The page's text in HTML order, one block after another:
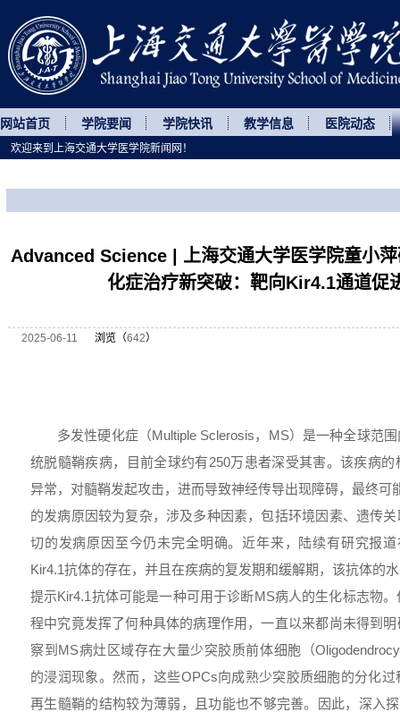
网站首页 学院要闻 学院快讯 教学信息 医院动态
Advanced Science | 上海交通大学医学院童小
化症治疗新突破：靶向Kir4.1通道促
2025-06-11 浏览（642）
多发性硬化症（Multiple Sclerosis，MS）是一种全球范
统脱髓鞘疾病，目前全球约有250万患者深受其害。该疾病
异常，对髓鞘发起攻击，进而导致神经传导出现障碍，最终可
的发病原因较为复杂，涉及多种因素，包括环境因素、遗传
切的发病原因至今仍未完全明确。近年来，陆续有研究报
Kir4.1抗体的存在，并且在疾病的复发期和缓解期，该抗体的
提示Kir4.1抗体可能是一种可用于诊断MS病人的生化标志物
程中究竟发挥了何种具体的病理作用，一直以来都尚未得到
察到MS病灶区域存在大量少突胶质前体细胞（
的浸润现象。然而，这些OPCs向成熟少突胶质细胞的分化
再生髓鞘的结构较为薄弱，且功能也不够完善。因此，深入
欢迎来到上海交通大学医学院新闻网！